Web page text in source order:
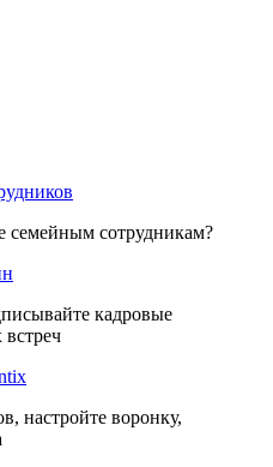
семейным сотрудникам?
кадровые
настройте воронку,